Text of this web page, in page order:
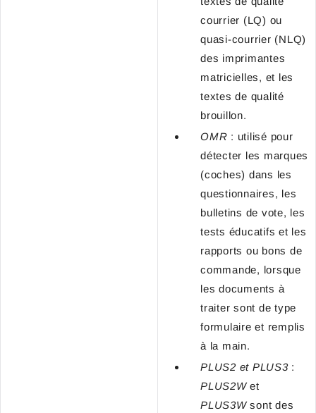
courrier (LQ) ou
quasi-courrier (NLQ)
des imprimantes
matricielles, et les
textes de qualité
brouillon.
OMR : utilisé pour
détecter les marques
(coches) dans les
questionnaires, les
bulletins de vote, les
tests éducatifs et les
rapports ou bons de
commande, lorsque
les documents à
traiter sont de type
formulaire et remplis
à la main.
PLUS2 et PLUS3 :
PLUS2Wet
PLUS3Wsont des